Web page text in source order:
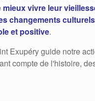
mieux vivre leur
changements culturels
et positive.
Exupéry guide notre
compte de l'histoire,